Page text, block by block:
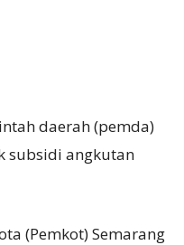
daerah (pemda)
subsidi angkutan
(Pemkot) Semarang